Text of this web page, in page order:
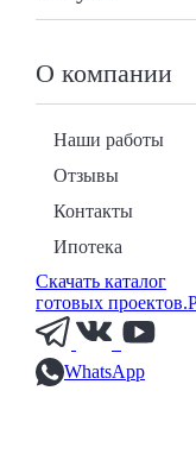
О компании
Наши работы
Отзывы
Контакты
Ипотека
Скачать каталог
готовых
WhatsApp